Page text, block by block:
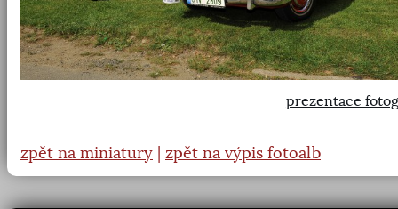
prezentace
zpět na miniatury zpět na výpis fotoalb